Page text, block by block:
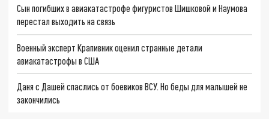
Сын погибших в авиакатастрофе фигуристов Шишковой и Наумова
перестал выходить на связь
Военный эксперт Крапивник оценил странные детали
авиакатастрофы в США
Даня с Дашей спаслись от боевиков ВСУ. Но беды для малышей не
закончились